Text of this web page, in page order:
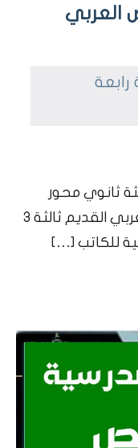
العربي
رابعة
ثانوي محور
محور الفكاهة والهزل في القص العربي القديم ثالثة 3
للكاتب […]